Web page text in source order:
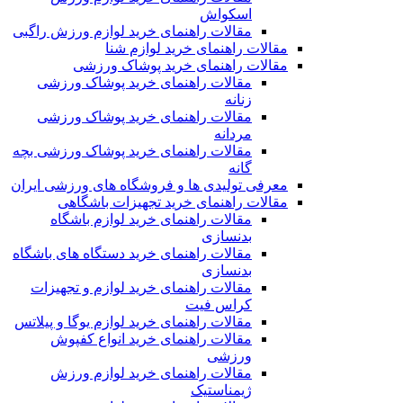
اسکواش
مقالات راهنمای خرید لوازم ورزش راگبی
مقالات راهنمای خرید لوازم شنا
مقالات راهنمای خرید پوشاک ورزشی
مقالات راهنمای خرید پوشاک ورزشی
زنانه
مقالات راهنمای خرید پوشاک ورزشی
مردانه
مقالات راهنمای خرید پوشاک ورزشی بچه
گانه
معرفی تولیدی ها و فروشگاه های ورزشی ایران
مقالات راهنمای خرید تجهیزات باشگاهی
مقالات راهنمای خرید لوازم باشگاه
بدنسازی
مقالات راهنمای خرید دستگاه های باشگاه
بدنسازی
مقالات راهنمای خرید لوازم و تجهیزات
کراس فیت
مقالات راهنمای خرید لوازم یوگا و پیلاتس
مقالات راهنمای خرید انواع کفپوش
ورزشی
مقالات راهنمای خرید لوازم ورزش
ژیمناستیک